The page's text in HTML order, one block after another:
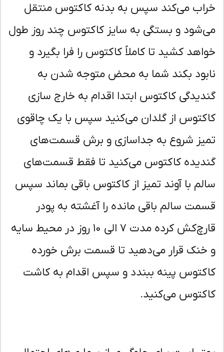
می‌کند سپس به بدنه کاکتوس منتقل
و بستگی به سایز کاکتوس چند روز طول
کشید تا کاملاً کاکتوس را فرا بگیرد و
بکند شما به محض متوجه شدن به
کاکتوس ابتدا اقدام به خارج سازی
از گلدان می‌کنید سپس با یک چاقوی
شروع به جداسازی و برش قسمت‌های
کاکتوس می‌کنید تا فقط قسمت‌های
با آوند تمیز از کاکتوس باقی بماند سپس
سالم باقی مانده را آغشته به پودر
قارچ‌کش کرده مدت ۷ الی ۱۰ روز در محیط سایه
قرار می‌دهید تا قسمت برش خورده
پینه ببندد و سپس اقدام به کاشت
می‌کنید.